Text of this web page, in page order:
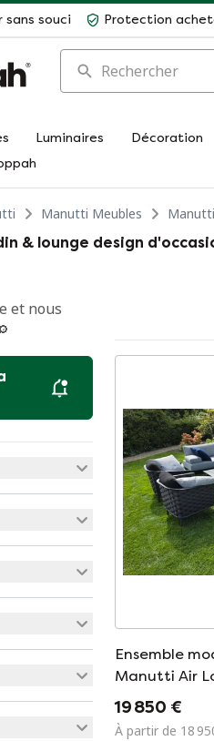
sans souci Protection
Rechercher
Luminaires Décoration
Manutti Meubles
& lounge design
et nous
Ensemble
Manutti Air
chaises, table
19 850 €
À partir de 18